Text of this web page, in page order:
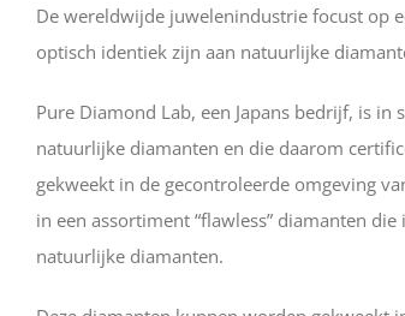
De wereldwijde juwelenindustrie focust op
optisch identiek zijn aan natuurlijke
Pure Diamond Lab, een Japans bedrijf, is
natuurlijke diamanten en die daarom
gekweekt in de gecontroleerde omgeving
in een assortiment “flawless” diamanten
natuurlijke diamanten.